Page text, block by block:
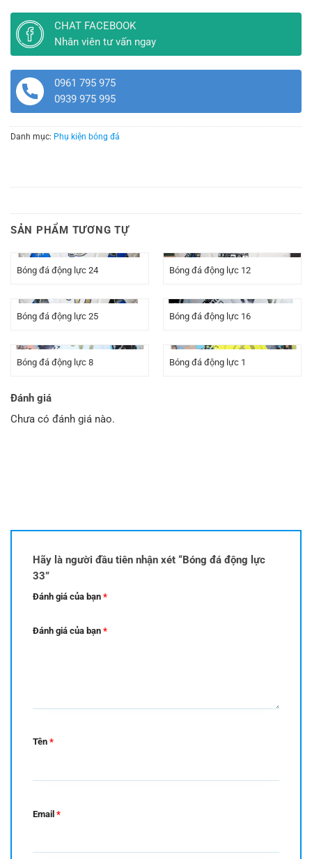
CHAT FACEBOOK
Nhân viên tư vấn ngay
0961 795 975
0939 975 995
Danh mục: Phụ kiện bóng đá
SẢN PHẨM TƯƠNG TỰ
Bóng đá động lực 24 Bóng đá động lực 12
Bóng đá động lực 25 Bóng đá động lực 16
Bóng đá động lực 8 Bóng đá động lực 1
Đánh giá
Chưa có đánh giá nào.
Hãy là người đầu tiên nhận xét “Bóng đá động lực
33”
Đánh giá của bạn *
Đánh giá của bạn *
Tên *
Email *